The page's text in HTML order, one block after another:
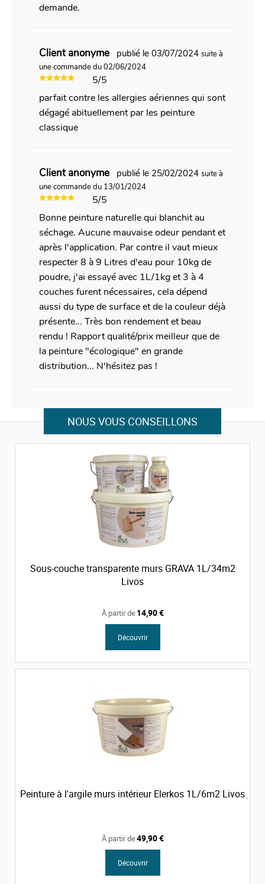
demande.
Client anonyme publié le 03/07/2024 suite à
une commande du 02/06/2024
5/5
parfait contre les allergies aériennes qui sont
dégagé abituellement par les peinture
classique
Client anonyme publié le 25/02/2024 suite à
une commande du 13/01/2024
5/5
Bonne peinture naturelle qui blanchit au
séchage. Aucune mauvaise odeur pendant et
après l'application. Par contre il vaut mieux
respecter 8 à 9 Litres d'eau pour 10kg de
poudre, j'ai essayé avec 1L/1kg et 3 à 4
couches furent nécessaires, cela dépend
aussi du type de surface et de la couleur déjà
présente... Très bon rendement et beau
rendu ! Rapport qualité/prix meilleur que de
la peinture "écologique" en grande
distribution... N'hésitez pas !
NOUS VOUS CONSEILLONS
Sous-couche transparente murs GRAVA 1L/34m2
Livos
À partir de14,90 €
Découvrir
Peinture à l'argile murs intérieur Elerkos 1L/6m2 Livos
À partir de49,90 €
Découvrir